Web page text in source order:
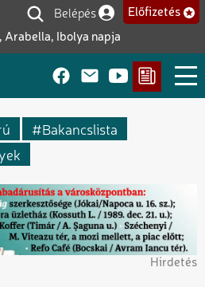
Arabella, Ibolya napja
Felhasználói fiók
Belépés Előfizetés
Bakancslista
Hirdetés